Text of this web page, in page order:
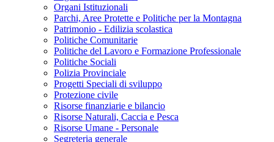
Organi Istituzionali
Parchi, Aree Protette e Politiche per la Montagna
Patrimonio - Edilizia scolastica
Politiche Comunitarie
Politiche del Lavoro e Formazione Professionale
Politiche Sociali
Polizia Provinciale
Progetti Speciali di sviluppo
Protezione civile
Risorse finanziarie e bilancio
Risorse Naturali, Caccia e Pesca
Risorse Umane - Personale
Segreteria generale